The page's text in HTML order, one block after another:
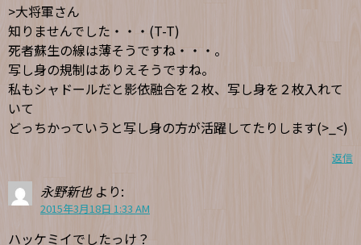
>大将軍さん
知りませんでした・・・(T-T)
死者蘇生の線は薄そうですね・・・。
写し身の規制はありえそうですね。
私もシャドールだと影依融合を２枚、写し身を２枚入れて
いて
どっちかっていうと写し身の方が活躍してたりします(>_<)
返信
永野新也 より:
2015年3月18日 1:33 AM
ハッケミイでしたっけ？